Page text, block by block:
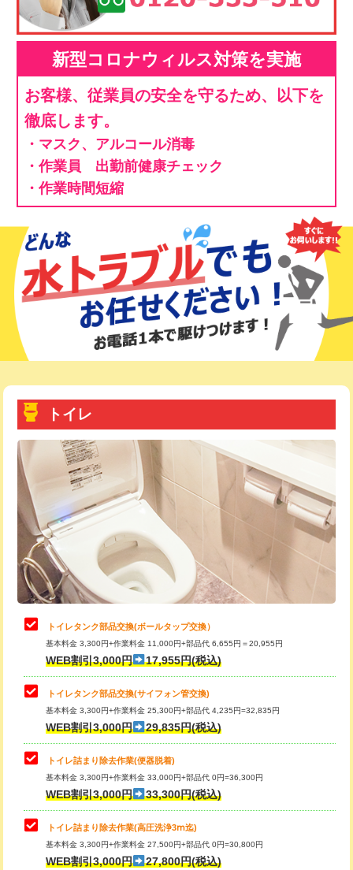
新型コロナウィルス対策を実施
お客様、従業員の安全を守るため、以下を
徹底します。
・マスク、アルコール消毒
・作業員 出勤前健康チェック
・作業時間短縮
トイレ
トイレタンク部品交換(ボールタップ交換）
基本料金 3,300円+作業料金 11,000円+部品代 6,655円＝20,955円
WEB割引3,000円 17,955円(税込)
トイレタンク部品交換(サイフォン管交換)
基本料金 3,300円+作業料金 25,300円+部品代 4,235円=32,835円
WEB割引3,000円 29,835円(税込)
トイレ詰まり除去作業(便器脱着)
基本料金 3,300円+作業料金 33,000円+部品代 0円=36,300円
WEB割引3,000円 33,300円(税込)
トイレ詰まり除去作業(高圧洗浄3ⅿ迄)
基本料金 3,300円+作業料金 27,500円+部品代 0円=30,800円
WEB割引3,000円 27,800円(税込)